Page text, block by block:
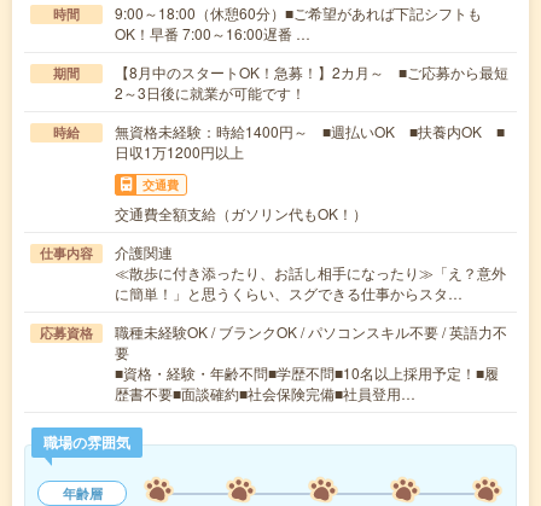
時間
9:00～18:00（休憩60分）■ご希望があれば下記シフトも
OK！早番 7:00～16:00遅番 …
期間
【8月中のスタートOK！急募！】2カ月～ ■ご応募から最短
2～3日後に就業が可能です！
時給
無資格未経験：時給1400円～ ■週払いOK ■扶養内OK ■
日収1万1200円以上
交通費
交通費全額支給（ガソリン代もOK！）
仕事内容
介護関連
≪散歩に付き添ったり、お話し相手になったり≫「え？意外
に簡単！」と思うくらい、スグできる仕事からスタ…
応募資格
職種未経験OK / ブランクOK / パソコンスキル不要 / 英語力不
要
■資格・経験・年齢不問■学歴不問■10名以上採用予定！■履
歴書不要■面談確約■社会保険完備■社員登用…
職場の雰囲気
年齢層